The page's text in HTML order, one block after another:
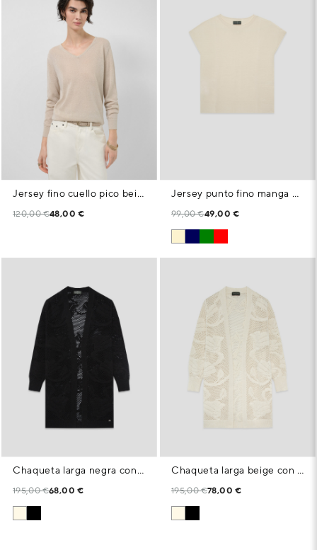
Jersey fino cuello pico beige
120,00 €48,00 €
Jersey punto fino manga murciélago beige
99,00 €49,00 €
Chaqueta larga negra con calados florales
195,00 €68,00 €
Chaqueta larga beige con calados florales
195,00 €78,00 €